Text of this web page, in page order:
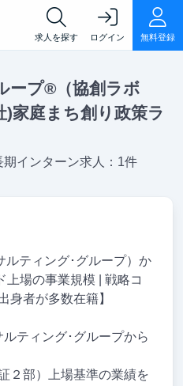
求人を探す ログイン 無料登録
ープ®（協創ラボ
)家庭まち創り政策ラ
期インターン求人：1件
ルティング･グループ）か
上場の事業規模 | 戦略コ
身者が多数在籍】
ティング･グループから
２部）上場基準の業績を